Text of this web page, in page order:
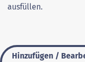
ausfüllen.
Hinzufügen /